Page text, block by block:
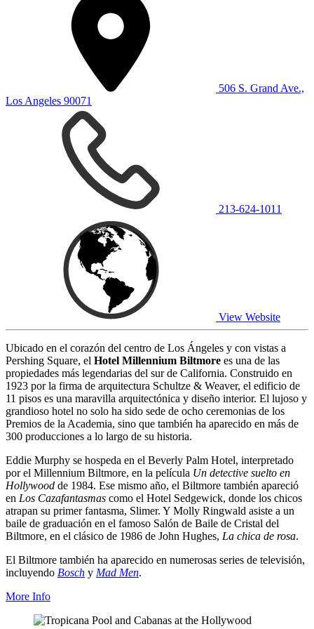
506 S. Grand Ave.,
Los Angeles 90071
213-624-1011
View Website
Ubicado en el corazón del centro de Los Ángeles y con vistas a
Pershing Square, el Hotel Millennium Biltmore es una de las
propiedades más legendarias del sur de California. Construido en
1923 por la firma de arquitectura Schultze & Weaver, el edificio de
11 pisos es una maravilla arquitectónica y diseño interior. El lujoso y
grandioso hotel no solo ha sido sede de ocho ceremonias de los
Premios de la Academia, sino que también ha aparecido en más de
300 producciones a lo largo de su historia.
Eddie Murphy se hospeda en el Beverly Palm Hotel, interpretado
por el Millennium Biltmore, en la película Un detective suelto en
Hollywood de 1984. Ese mismo año, el Biltmore también apareció
en Los Cazafantasmas como el Hotel Sedgewick, donde los chicos
atrapan su primer fantasma, Slimer. Y Molly Ringwald asiste a un
baile de graduación en el famoso Salón de Baile de Cristal del
Biltmore, en el clásico de 1986 de John Hughes, La chica de rosa.
El Biltmore también ha aparecido en numerosas series de televisión,
incluyendo Bosch y Mad Men.
More Info